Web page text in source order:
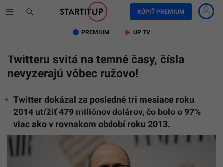
KÚPIŤ PREMIUM
PREMIUM UP TV
Twitteru svitá na temné časy, čísla
nevyzerajú vôbec ružovo!
Twitter dokázal za posledné tri mesiace roku
2014 utŕžiť 479 miliónov dolárov, čo bolo o 97%
viac ako v rovnakom období roku 2013.